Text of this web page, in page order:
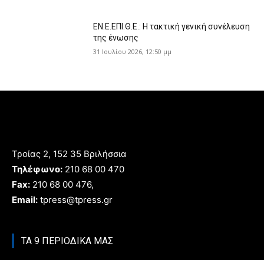
ΕΝ.Ε.ΕΠΙ.Θ.Ε.: Η τακτική γενική συνέλευση
της ένωσης
31 Ιουλίου 2026, 12:50 μμ
Τροίας 2, 152 35 Βριλήσσια
Τηλέφωνο: 210 68 00 470
Fax: 210 68 00 476,
Email: tpress@tpress.gr
ΤΑ 9 ΠΕΡΙΟΔΙΚΑ ΜΑΣ